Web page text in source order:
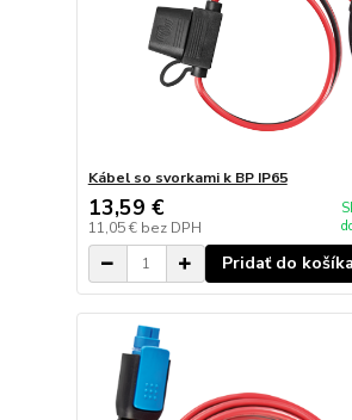
Kábel so svorkami k BP IP65
13,59 €
11,05 € bez DPH
Pridať do košíka